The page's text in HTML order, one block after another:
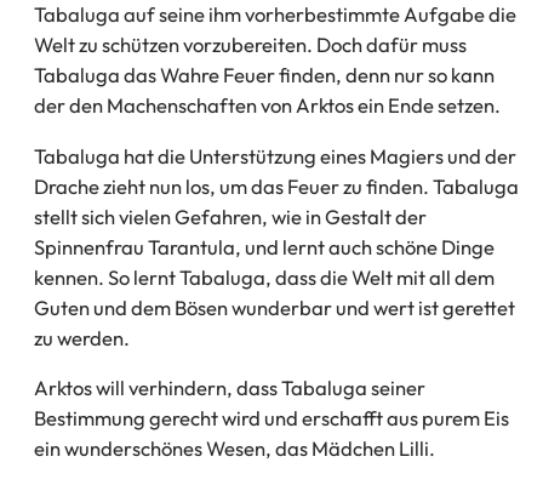
Tabaluga auf seine ihm vorherbestimmte Aufgabe die
Welt zu schützen vorzubereiten. Doch dafür muss
Tabaluga das Wahre Feuer finden, denn nur so kann
der den Machenschaften von Arktos ein Ende setzen.
Tabaluga hat die Unterstützung eines Magiers und der
Drache zieht nun los, um das Feuer zu finden. Tabaluga
stellt sich vielen Gefahren, wie in Gestalt der
Spinnenfrau Tarantula, und lernt auch schöne Dinge
kennen. So lernt Tabaluga, dass die Welt mit all dem
Guten und dem Bösen wunderbar und wert ist gerettet
zu werden.
Arktos will verhindern, dass Tabaluga seiner
Bestimmung gerecht wird und erschafft aus purem Eis
ein wunderschönes Wesen, das Mädchen Lilli.